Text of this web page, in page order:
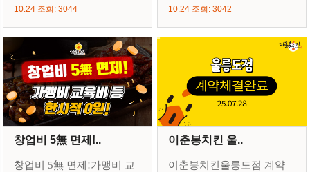
10.24 조회: 3044 10.24 조회: 3042
창업비 5無 면제!..
창업비 5無 면제!가맹비 교
이춘봉치킨 울..
이춘봉치킨울릉도점 계약